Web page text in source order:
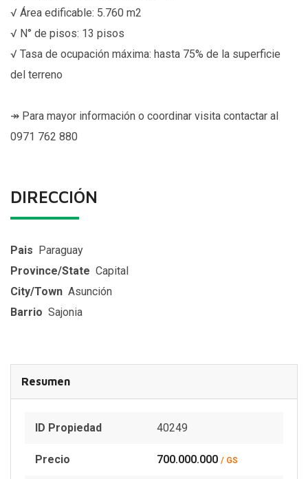
√ Área edificable: 5.760 m2
√ N° de pisos: 13 pisos
√ Tasa de ocupación máxima: hasta 75% de la superficie
del terreno
↠ Para mayor información o coordinar visita contactar al
0971 762 880
DIRECCIÓN
Pais Paraguay
Province/State Capital
City/Town Asunción
Barrio Sajonia
Resumen
ID Propiedad 40249
Precio 700.000.000 / GS